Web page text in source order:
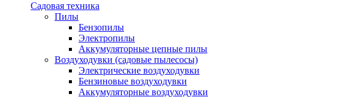
Садовая техника
Пилы
Бензопилы
Электропилы
Аккумуляторные цепные пилы
Воздуходувки (садовые пылесосы)
Электрические воздуходувки
Бензиновые воздуходувки
Аккумуляторные воздуходувки